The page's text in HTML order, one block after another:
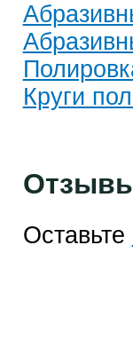
Круги
Оставьте